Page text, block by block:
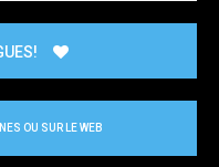
OU SUR LE WEB